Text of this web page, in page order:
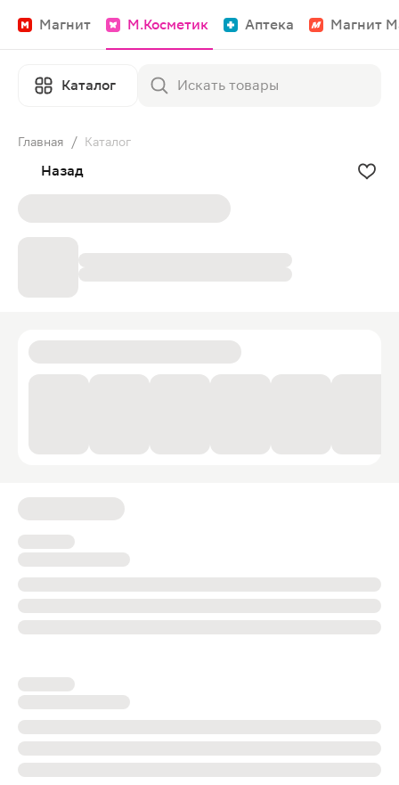
Магнит М.Косметик Аптека Магнит
Каталог
Главная / Каталог
Назад